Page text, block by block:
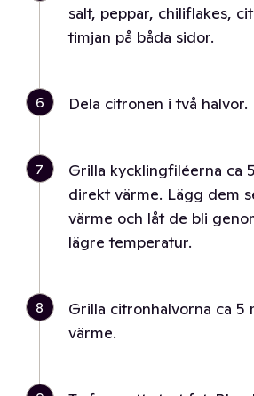
salt, peppar, chiliflakes,
timjan på båda sidor.
6 Dela citronen i två halvor.
7
Grilla kycklingfiléerna ca
direkt värme. Lägg dem
värme och låt de bli
lägre temperatur.
8
Grilla citronhalvorna ca 5
värme.